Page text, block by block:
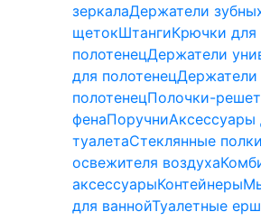
зеркалаДержатели
щетокШтангиКрючки для
полотенецДержатели
для полотенецДержатели
полотенецПолочки-
фенаПоручниАксессуары
туалетаСтеклянные полки
освежителя воздуха
аксессуарыКонтейнеры
для ваннойТуалетные